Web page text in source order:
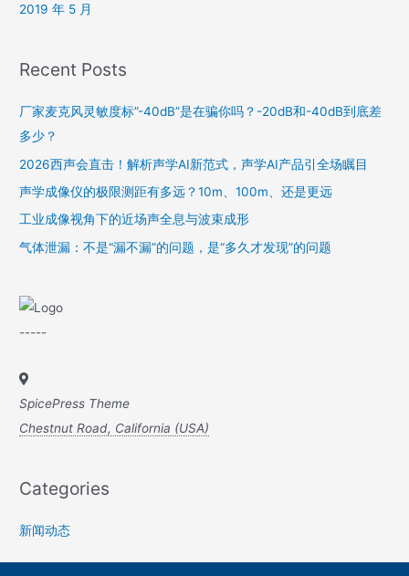
2019 年 5 月
Recent Posts
厂家麦克风灵敏度标”-40dB”是在骗你吗？-20dB和-40dB到底差
多少？
2026西声会直击！解析声学AI新范式，声学AI产品引全场瞩目
声学成像仪的极限测距有多远？10m、100m、还是更远
工业成像视角下的近场声全息与波束成形
气体泄漏：不是“漏不漏”的问题，是“多久才发现”的问题
-----
SpicePress Theme
Chestnut Road, California (USA)
Categories
新闻动态